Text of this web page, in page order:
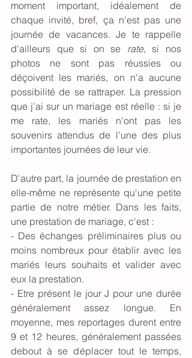
moment important, idéalement de
chaque invité, bref, ça n'est pas une
journée de vacances. Je te rappelle
d'ailleurs que si on se rate, si nos
photos ne sont pas réussies ou
déçoivent les mariés, on n'a aucune
possibilité de se rattraper. La pression
que j'ai sur un mariage est réelle : si je
me rate, les mariés n'ont pas les
souvenirs attendus de l'une des plus
importantes journées de leur vie.
D'autre part, la journée de prestation en
elle-même ne représente qu'une petite
partie de notre métier. Dans les faits,
une prestation de mariage, c'est :
- Des échanges préliminaires plus ou
moins nombreux pour établir avec les
mariés leurs souhaits et valider avec
eux la prestation.
- Etre présent le jour J pour une durée
généralement assez longue. En
moyenne, mes reportages durent entre
9 et 12 heures, généralement passées
debout à se déplacer tout le temps,